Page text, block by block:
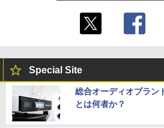
Special Site
総合オーディオブラン
とは何者か？